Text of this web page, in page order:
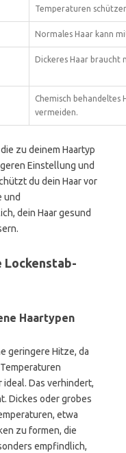
Temperaturen
Normales Haar kann
Dickeres Haar braucht
Chemisch
vermeiden.
zu deinem Haartyp
Einstellung und
du dein Haar vor
und
dein Haar gesund
Lockenstab-
Haartypen
geringere Hitze, da
ideal. Das verhindert,
Dickes oder grobes
etwa
zu formen, die
empfindlich,